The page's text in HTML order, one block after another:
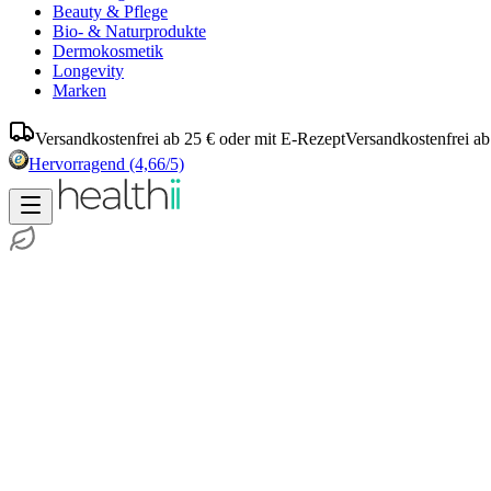
Beauty & Pflege
Bio- & Naturprodukte
Dermokosmetik
Longevity
Marken
Versandkostenfrei ab 25 € oder mit E-RezeptVersandkostenfrei
Hervorragend (4,66/5)